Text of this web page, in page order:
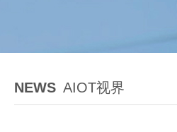
NEWS AIOT视界